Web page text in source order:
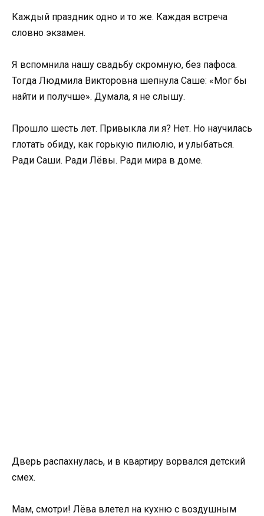
Каждый праздник одно и то же. Каждая встреча
словно экзамен.
Я вспомнила нашу свадьбу скромную, без пафоса.
Тогда Людмила Викторовна шепнула Саше: «Мог бы
найти и получше». Думала, я не слышу.
Прошло шесть лет. Привыкла ли я? Нет. Но научилась
глотать обиду, как горькую пилюлю, и улыбаться.
Ради Саши. Ради Лёвы. Ради мира в доме.
Дверь распахнулась, и в квартиру ворвался детский
смех.
Мам, смотри! Лёва влетел на кухню с воздушным